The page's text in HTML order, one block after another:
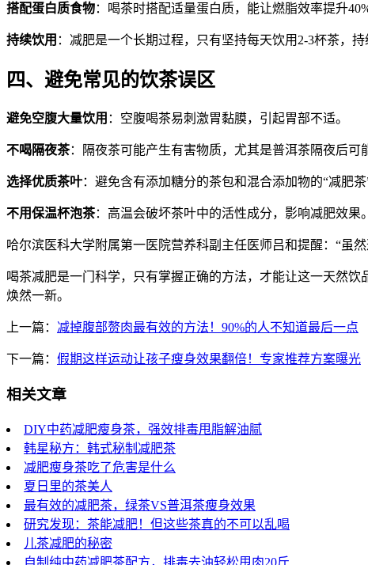
搭配蛋白质食物：喝茶时搭配适量蛋白质，能让燃脂效率提升40%
持续饮用 ：减肥是一个长期过程，只有坚持每天饮用2-3杯茶，
四、避免常见的饮茶误区
避免空腹大量饮用 ​：空腹喝茶易刺激胃黏膜，引起胃部不适。
不喝隔夜茶：隔夜茶可能产生有害物质，尤其是普洱茶隔夜后可
选择优质茶叶：避免含有添加糖分的茶包和混合添加物的“减肥
不用保温杯泡茶​：高温会破坏茶叶中的活性成分，影响减肥效果。
哈尔滨医科大学附属第一医院营养科副主任医师吕和提醒：“虽
喝茶减肥是一门科学，只有掌握正确的方法，才能让这一天然
焕然一新。
上一篇： 减掉腹部赘肉最有效的方法！90%的人不知道最后一点
下一篇： 假期这样运动让孩子瘦身效果翻倍！专家推荐方案曝光
相关文章
DIY中药减肥瘦身茶，强效排毒甩脂解油腻
韩星秘方：韩式秘制减肥茶
减肥瘦身茶吃了危害是什么
夏日里的茶美人
最有效的减肥茶，绿茶VS普洱茶瘦身效果
研究发现：茶能减肥！但这些茶真的不可以乱喝
儿茶减肥的秘密
自制纯中药减肥茶配方，排毒去油轻松甩肉20斤